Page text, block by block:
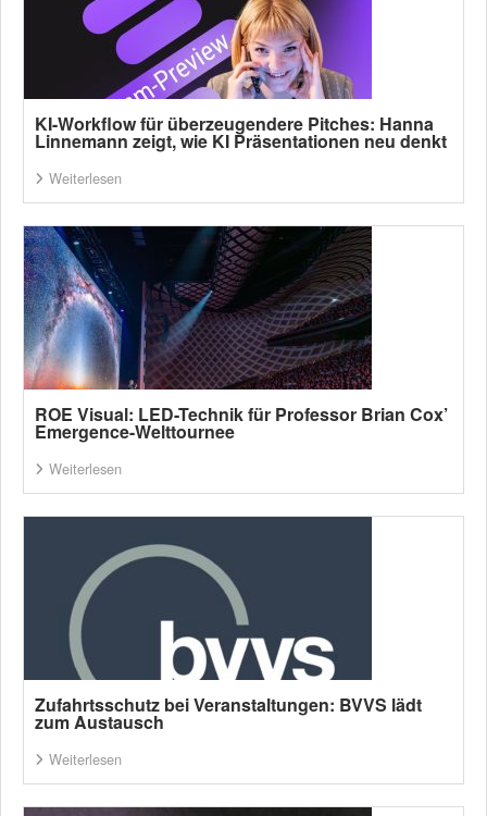
KI-Workflow für überzeugendere Pitches: Hanna
Linnemann zeigt, wie KI Präsentationen neu denkt
Weiterlesen
ROE Visual: LED-Technik für Professor Brian Cox’
Emergence-Welttournee
Weiterlesen
Zufahrtsschutz bei Veranstaltungen: BVVS lädt
zum Austausch
Weiterlesen